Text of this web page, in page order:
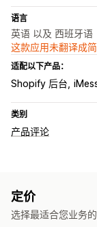
语言
英语 以及 西班牙语
这款应用未翻译成
适配以下产品：
Shopify 后台
类别
产品评论
筛选
定价
选择最适合您业务的